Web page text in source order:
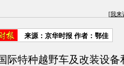
[我来
来源：京华时报 作者：鄂佳
特种越野车及改装设备